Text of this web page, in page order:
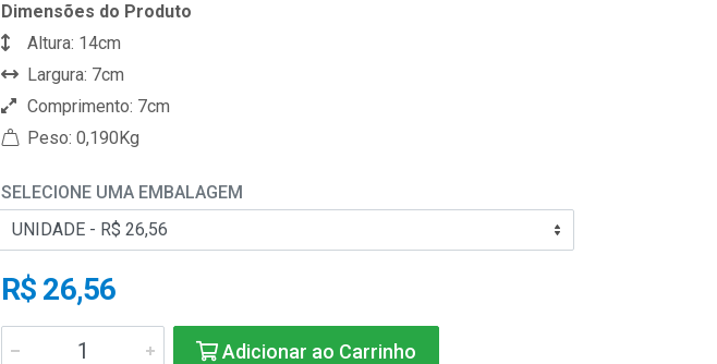
Dimensões do Produto
Altura: 14cm
Largura: 7cm
Comprimento: 7cm
Peso: 0,190Kg
SELECIONE UMA EMBALAGEM
R$ 26,56
Adicionar ao Carrinho